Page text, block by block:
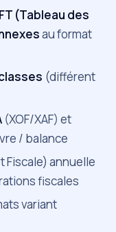
(Tableau des
au format
(différent
(XOF/XAF) et
/ balance
Fiscale) annuelle
fiscales
variant